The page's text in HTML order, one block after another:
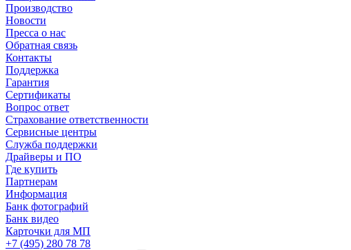
Производство
Новости
Пресса о нас
Обратная связь
Контакты
Поддержка
Гарантия
Сертификаты
Вопрос ответ
Страхование ответственности
Сервисные центры
Служба поддержки
Драйверы и ПО
Где купить
Партнерам
Информация
Банк фотографий
Банк видео
Карточки для МП
+7 (495) 280 78 78